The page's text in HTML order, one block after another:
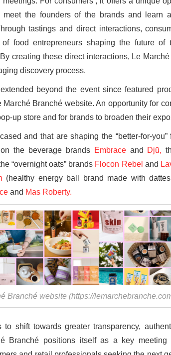
meet the founders of the brands and learn
tastings and direct interactions,
food entrepreneurs shaping the future of
creating these direct interactions, Le
discovery process.
beyond the event since featured
Branché website. An opportunity for
up store and for brands to broaden their
and that are shaping the “better-for-you”
the beverage brands Embraceand Djū,
“overnight oats” brands Flocon Rebel and
(healthy energy ball brand made with
and Mas Roberty.
Branché website (https://
shift towards greater transparency,
Branché positions itself as a key meeting